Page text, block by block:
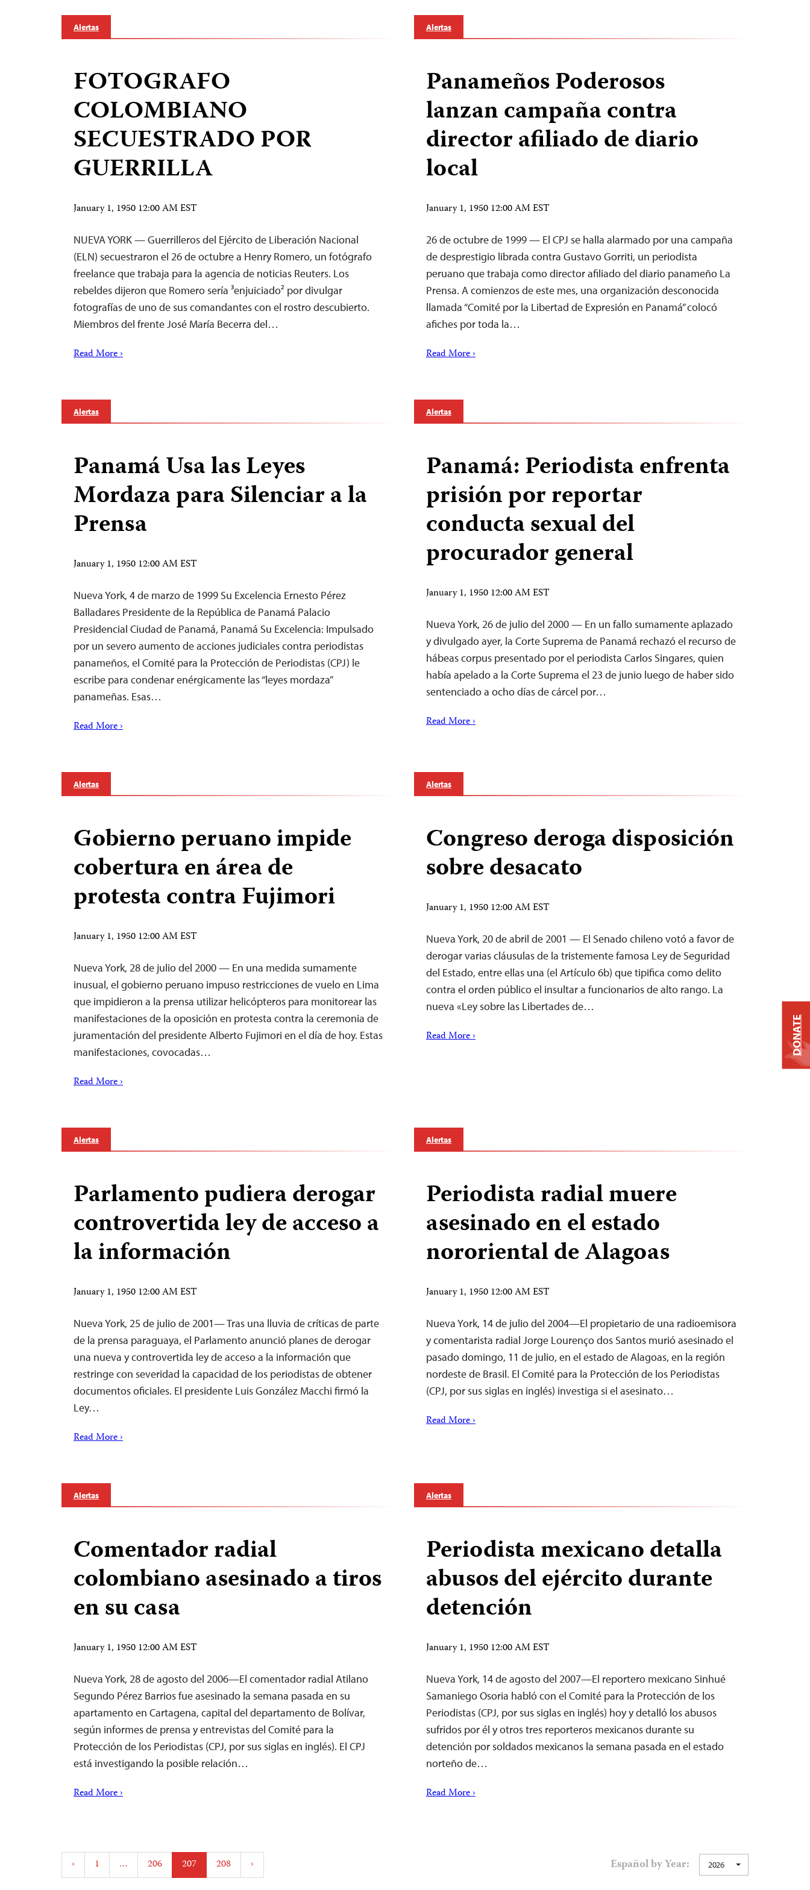
Alertas
FOTOGRAFO
COLOMBIANO
SECUESTRADO POR
GUERRILLA
January 1, 1950 12:00 AM EST
NUEVA YORK — Guerrilleros del Ejército de Liberación Nacional
(ELN) secuestraron el 26 de octubre a Henry Romero, un fotógrafo
freelance que trabaja para la agencia de noticias Reuters. Los
rebeldes dijeron que Romero sería ³enjuiciado² por divulgar
fotografías de uno de sus comandantes con el rostro descubierto.
Miembros del frente José María Becerra del…
Read More ›
Alertas
Panameños Poderosos
lanzan campaña contra
director afiliado de diario
local
January 1, 1950 12:00 AM EST
26 de octubre de 1999 — El CPJ se halla alarmado por una campaña
de desprestigio librada contra Gustavo Gorriti, un periodista
peruano que trabaja como director afiliado del diario panameño La
Prensa. A comienzos de este mes, una organización desconocida
llamada “Comité por la Libertad de Expresión en Panamá” colocó
afiches por toda la…
Read More ›
Alertas
Panamá Usa las Leyes
Mordaza para Silenciar a la
Prensa
January 1, 1950 12:00 AM EST
Nueva York, 4 de marzo de 1999 Su Excelencia Ernesto Pérez
Balladares Presidente de la República de Panamá Palacio
Presidencial Ciudad de Panamá, Panamá Su Excelencia: Impulsado
por un severo aumento de acciones judiciales contra periodistas
panameños, el Comité para la Protección de Periodistas (CPJ) le
escribe para condenar enérgicamente las “leyes mordaza”
panameñas. Esas…
Read More ›
Alertas
Panamá: Periodista enfrenta
prisión por reportar
conducta sexual del
procurador general
January 1, 1950 12:00 AM EST
Nueva York, 26 de julio del 2000 — En un fallo sumamente aplazado
y divulgado ayer, la Corte Suprema de Panamá rechazó el recurso de
hábeas corpus presentado por el periodista Carlos Singares, quien
había apelado a la Corte Suprema el 23 de junio luego de haber sido
sentenciado a ocho días de cárcel por…
Read More ›
Alertas
Gobierno peruano impide
cobertura en área de
protesta contra Fujimori
January 1, 1950 12:00 AM EST
Nueva York, 28 de julio del 2000 — En una medida sumamente
inusual, el gobierno peruano impuso restricciones de vuelo en Lima
que impidieron a la prensa utilizar helicópteros para monitorear las
manifestaciones de la oposición en protesta contra la ceremonia de
juramentación del presidente Alberto Fujimori en el día de hoy. Estas
manifestaciones, covocadas…
Read More ›
Alertas
Congreso deroga disposición
sobre desacato
January 1, 1950 12:00 AM EST
Nueva York, 20 de abril de 2001 — El Senado chileno votó a favor de
derogar varias cláusulas de la tristemente famosa Ley de Seguridad
del Estado, entre ellas una (el Artículo 6b) que tipifica como delito
contra el orden público el insultar a funcionarios de alto rango. La
nueva «Ley sobre las Libertades de…
Read More ›
Alertas
Parlamento pudiera derogar
controvertida ley de acceso a
la información
January 1, 1950 12:00 AM EST
Nueva York, 25 de julio de 2001— Tras una lluvia de críticas de parte
de la prensa paraguaya, el Parlamento anunció planes de derogar
una nueva y controvertida ley de acceso a la información que
restringe con severidad la capacidad de los periodistas de obtener
documentos oficiales. El presidente Luis González Macchi firmó la
Ley…
Read More ›
Alertas
Periodista radial muere
asesinado en el estado
nororiental de Alagoas
January 1, 1950 12:00 AM EST
Nueva York, 14 de julio del 2004—El propietario de una radioemisora
y comentarista radial Jorge Lourenço dos Santos murió asesinado el
pasado domingo, 11 de julio, en el estado de Alagoas, en la región
nordeste de Brasil. El Comité para la Protección de los Periodistas
(CPJ, por sus siglas en inglés) investiga si el asesinato…
Read More ›
Alertas
Comentador radial
colombiano asesinado a tiros
en su casa
January 1, 1950 12:00 AM EST
Nueva York, 28 de agosto del 2006—El comentador radial Atilano
Segundo Pérez Barrios fue asesinado la semana pasada en su
apartamento en Cartagena, capital del departamento de Bolívar,
según informes de prensa y entrevistas del Comité para la
Protección de los Periodistas (CPJ, por sus siglas en inglés). El CPJ
está investigando la posible relación…
Read More ›
Alertas
Periodista mexicano detalla
abusos del ejército durante
detención
January 1, 1950 12:00 AM EST
Nueva York, 14 de agosto del 2007—El reportero mexicano Sinhué
Samaniego Osoria habló con el Comité para la Protección de los
Periodistas (CPJ, por sus siglas en inglés) hoy y detalló los abusos
sufridos por él y otros tres reporteros mexicanos durante su
detención por soldados mexicanos la semana pasada en el estado
norteño de…
Read More ›
Posts
‹ 1 … 206 207 208 › Español by Year: 2026
DONATE